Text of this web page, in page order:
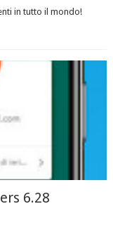
in tutto il mondo!
6.28